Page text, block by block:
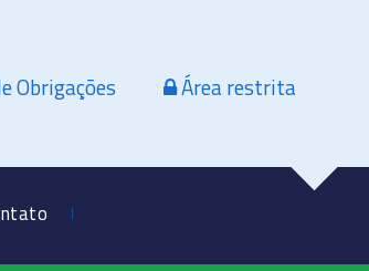
Obrigações Área restrita